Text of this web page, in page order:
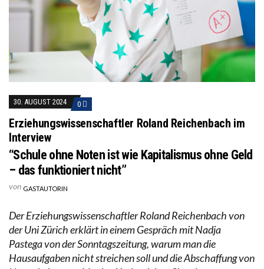
30. AUGUST 2024 0
Erziehungswissenschaftler Roland Reichenbach im
Interview
“Schule ohne Noten ist wie Kapitalismus ohne Geld
– das funktioniert nicht”
von GASTAUTORIN
Der Erziehungswissenschaftler Roland Reichenbach von
der Uni Zürich erklärt in einem Gespräch mit Nadja
Pastega von der Sonntagszeitung, warum man die
Hausaufgaben nicht streichen soll und die Abschaffung von